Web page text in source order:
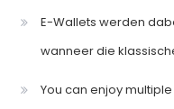
E-Wallets werden
wanneer die
You can enjoy